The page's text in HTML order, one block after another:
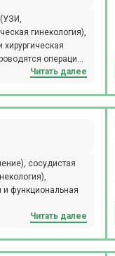
гинекология),
операции
ультразвуковой и
лечебный
Читать далее
сосудистая
и функциональная
Читать далее